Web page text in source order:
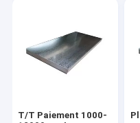
T/T Paiement 1000-